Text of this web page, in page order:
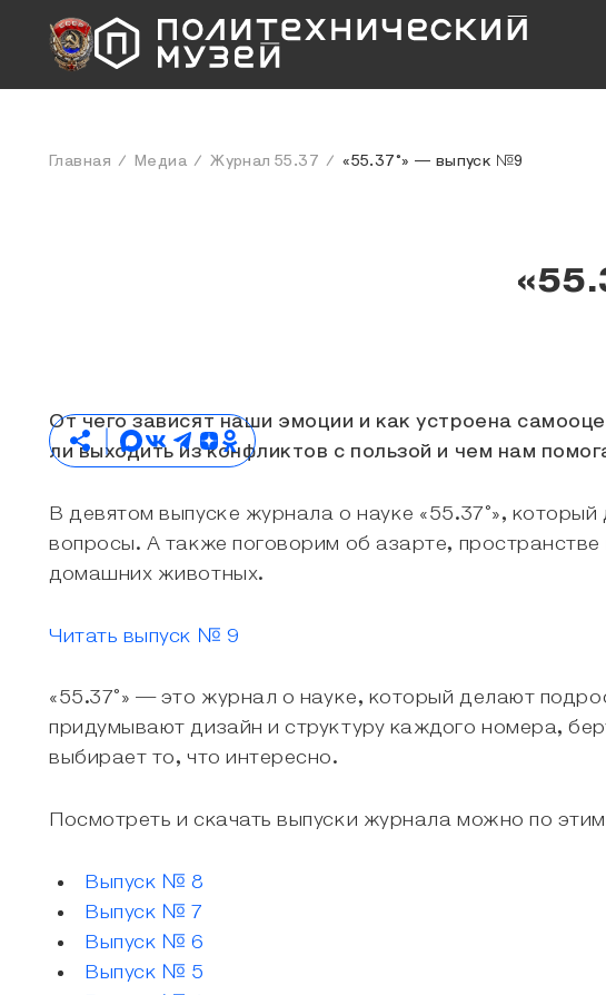
Главная Медиа Журнал 55.37 «55.37°» — выпуск №9
От чего зависят наши эмоции и как устроена
ли выходить из конфликтов с пользой и чем нам
В девятом выпуске журнала о науке «55.37°»,
вопросы. А также поговорим об азарте,
домашних животных.
Читать выпуск № 9
«55.37°» — это журнал о науке, который делают
придумывают дизайн и структуру каждого номера,
выбирает то, что интересно.
Посмотреть и скачать выпуски журнала можно по
Выпуск № 8
Выпуск № 7
Выпуск № 6
Выпуск № 5